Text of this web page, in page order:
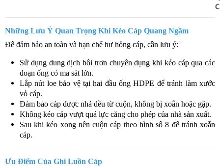
Những Lưu Ý Quan Trọng Khi Kéo Cáp Quang Ngầm
Để đảm bảo an toàn và hạn chế hư hỏng cáp, cần lưu ý:
Sử dụng dung dịch bôi trơn chuyên dụng khi kéo cáp qua các
đoạn ống có ma sát lớn.
Lắp nút loe bảo vệ tại hai đầu ống HDPE để tránh làm xước
vỏ cáp.
Đảm bảo cáp được nhả đều từ cuộn, không bị xoắn hoặc gập.
Không kéo cáp vượt quá lực căng cho phép của nhà sản xuất.
Sau khi kéo xong nên cuộn cáp theo hình số 8 để tránh xoắn
cáp.
Ưu Điểm Của Ghi Luồn Cáp